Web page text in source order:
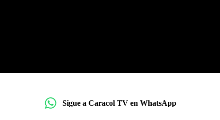
Sigue a Caracol TV en WhatsApp